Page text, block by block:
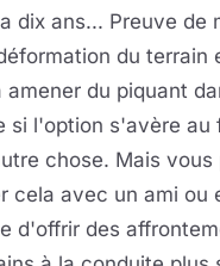
dix ans... Preuve de
du terrain
amener du piquant
si l'option s'avère au
chose. Mais vous
cela avec un ami ou
d'offrir des